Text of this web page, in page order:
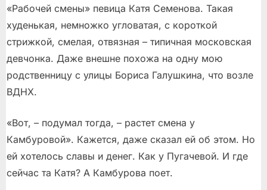
«Рабочей смены» певица Катя Семенова. Такая
худенькая, немножко угловатая, с короткой
стрижкой, смелая, отвязная – типичная московская
девчонка. Даже внешне похожа на одну мою
родственницу с улицы Бориса Галушкина, что возле
ВДНХ.
«Вот, – подумал тогда, – растет смена у
Камбуровой». Кажется, даже сказал ей об этом. Но
ей хотелось славы и денег. Как у Пугачевой. И где
сейчас та Катя? А Камбурова поет.